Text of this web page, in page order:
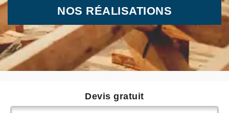
NOS RÉALISATIONS
Devis gratuit